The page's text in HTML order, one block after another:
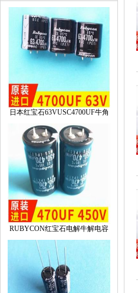
日本红宝石63VUSC4700UF牛角
RUBYCON红宝石电解牛解电容